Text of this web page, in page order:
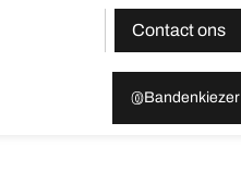
Contact ons
Bandenkiezer